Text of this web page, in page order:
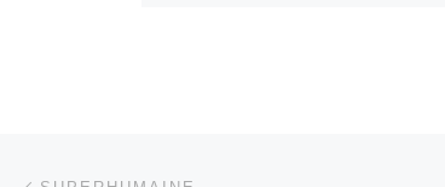
文章导航